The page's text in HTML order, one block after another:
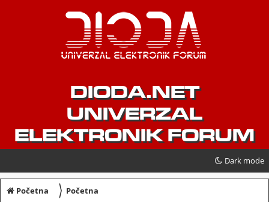
DIODA.NET
UNIVERZAL
ELEKTRONIK FORUM
Dark mode
Početna 〉 Početna